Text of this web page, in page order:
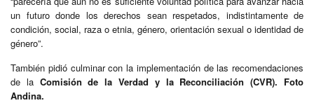
un futuro donde los derechos sean respetados, indistintamente de
condición, social, raza o etnia, género, orientación sexual o identidad de
género”.
También pidió culminar con la implementación de las recomendaciones
de la Comisión de la Verdad y la Reconciliación (CVR). Foto
Andina.